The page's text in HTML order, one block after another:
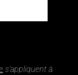
s’appliquent à